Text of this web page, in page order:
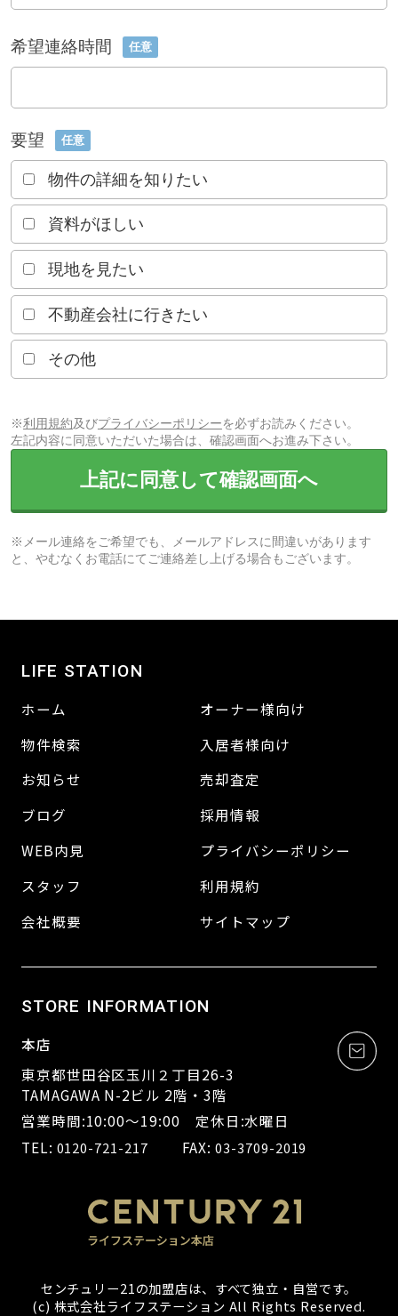
希望連絡時間 任意
要望 任意
物件の詳細を知りたい
資料がほしい
現地を見たい
不動産会社に行きたい
その他
※利用規約及びプライバシーポリシーを必ずお読みください。
左記内容に同意いただいた場合は、確認画面へお進み下さい。
上記に同意して確認画面へ
※メール連絡をご希望でも、メールアドレスに間違いがあります
と、やむなくお電話にてご連絡差し上げる場合もございます。
LIFE STATION
ホーム
物件検索
お知らせ
ブログ
WEB内見
スタッフ
会社概要
オーナー様向け
入居者様向け
売却査定
採用情報
プライバシーポリシー
利用規約
サイトマップ
STORE INFORMATION
本店
東京都世田谷区玉川２丁目26-3
TAMAGAWA N-2ビル 2階・3階
営業時間:10:00～19:00 定休日:水曜日
TEL: 0120-721-217 FAX:03-3709-2019
センチュリー21の加盟店は、すべて独立・自営です。
(c) 株式会社ライフステーション All Rights Reserved.